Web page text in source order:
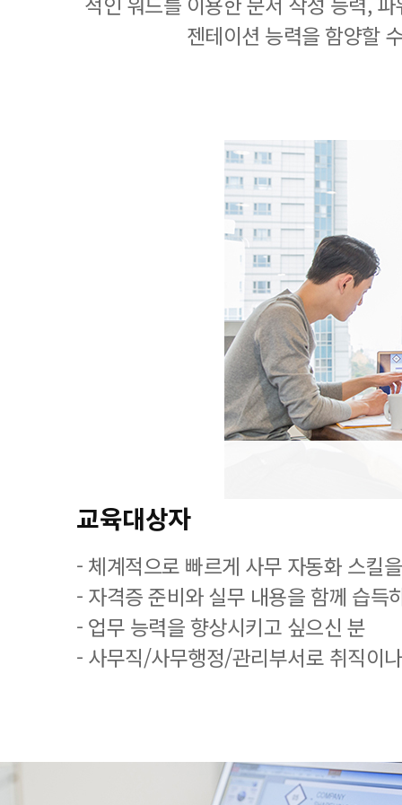
젠테이션 능력을 함양할
교육대상자
- 체계적으로 빠르게 사무 자동화 스킬
- 자격증 준비와 실무 내용을 함께 습득
- 업무 능력을 향상시키고 싶으신 분
- 사무직/사무행정/관리부서로 취직이